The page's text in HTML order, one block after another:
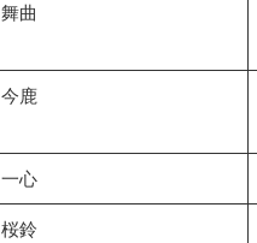
舞曲
今鹿
一心
桜鈴